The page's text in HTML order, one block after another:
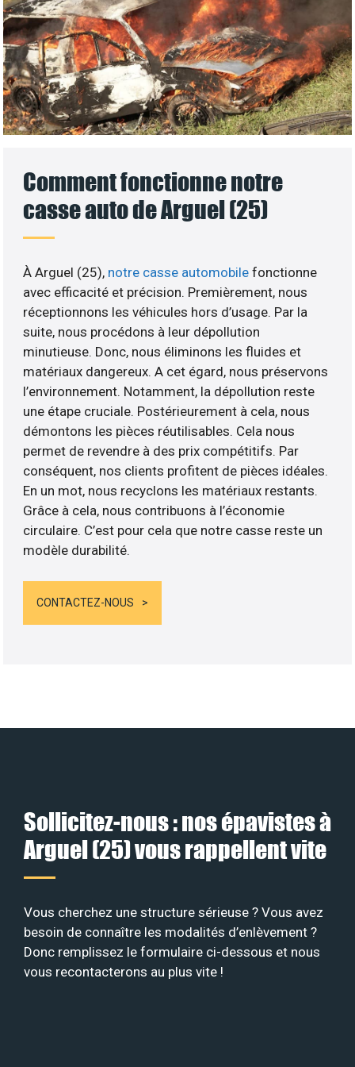
Comment fonctionne notre
casse auto de Arguel (25)
À Arguel (25), notre casse automobilefonctionne
avec efficacité et précision. Premièrement, nous
réceptionnons les véhicules hors d’usage. Par la
suite, nous procédons à leur dépollution
minutieuse. Donc, nous éliminons les fluides et
matériaux dangereux. A cet égard, nous préservons
l’environnement. Notamment, la dépollution reste
une étape cruciale. Postérieurement à cela, nous
démontons les pièces réutilisables. Cela nous
permet de revendre à des prix compétitifs. Par
conséquent, nos clients profitent de pièces idéales.
En un mot, nous recyclons les matériaux restants.
Grâce à cela, nous contribuons à l’économie
circulaire. C’est pour cela que notre casse reste un
modèle durabilité.
CONTACTEZ-NOUS
Sollicitez-nous : nos épavistes à
Arguel (25) vous rappellent vite
Vous cherchez une structure sérieuse ? Vous avez
besoin de connaître les modalités d’enlèvement ?
Donc remplissez le formulaire ci-dessous et nous
vous recontacterons au plus vite !